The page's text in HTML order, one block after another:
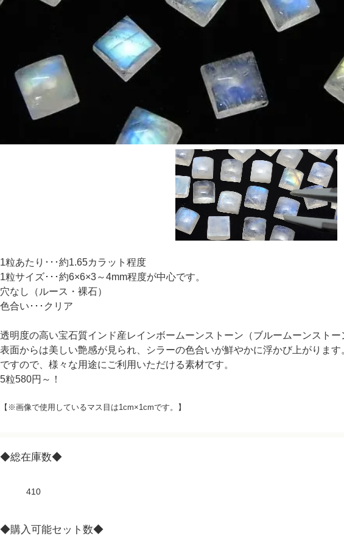
1粒あたり･･･約1.65カラット程度
1粒サイズ･･･約6×6×3～4mm程度が中心です。
穴なし（ルース・裸石）
色合い･･･クリア
透明度の高い宝石質インド産レインボームーンストーン（ブルームーンストー
表面からは美しい艶感が見られ、シラーの色合いが鮮やかに浮かび上がりま
ですので、様々な用途にご利用いただける素材です。
5粒580円～！
【※画像で使用しているマス目は1cm×1cmです。】
◆総在庫数◆
410
◆購入可能セット数◆